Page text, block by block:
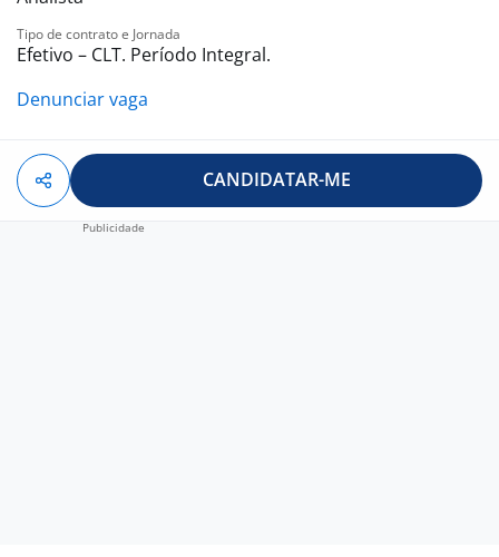
Tipo de contrato e Jornada
Efetivo – CLT. Período Integral.
Denunciar vaga
CANDIDATAR-ME